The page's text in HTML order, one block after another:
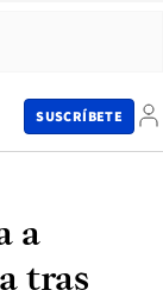
SUSCRÍBETE
a
tras